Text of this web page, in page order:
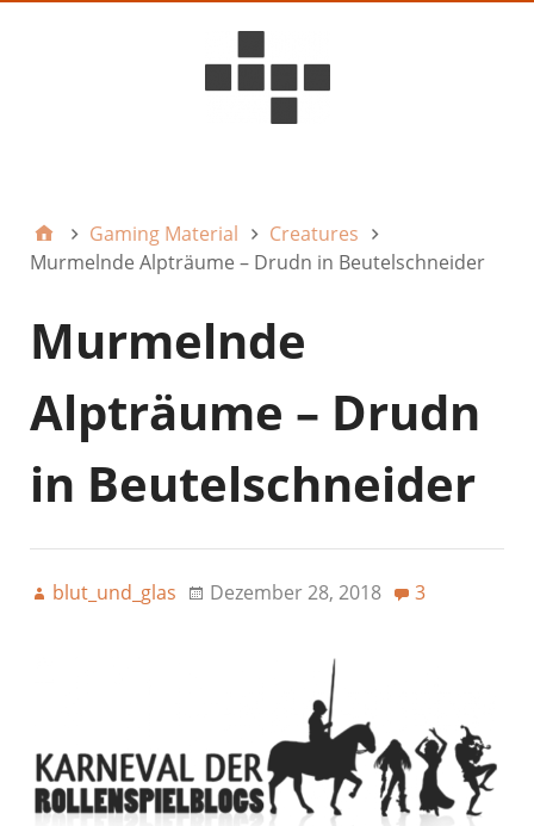
Gaming Material
Creatures
Murmelnde Alpträume – Drudn in Beutelschneider
Murmelnde
Alpträume – Drudn
in Beutelschneider
blut_und_glas Dezember 28, 2018 3